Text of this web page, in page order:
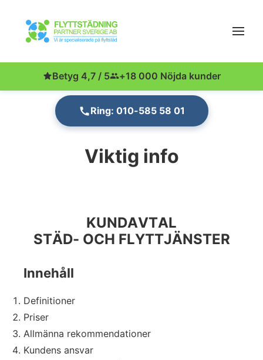
Betyg 4,7 / 5 +18 000 Nöjda kunder
Ring: 010-585 58 01
Viktig info
KUNDAVTAL
STÄD- OCH FLYTTJÄNSTER
Innehåll
Definitioner
Priser
Allmänna rekommendationer
Kundens ansvar